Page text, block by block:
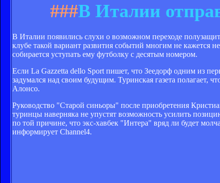
###В Италии
В Италии появились слухи о возможном переходе
клубе такой вариант развития событий многим не кажется
собирается уступать ему футболку с десятым номером.
Если La Gazzetta dello Sport пишет, что Зеедорф одним из
задумался над своим будущим. Туринская газета полагает,
Алонсо.
Руководство "Старой синьоры" после приобретения
туринцы наверняка не упустят возможность усилить
по той причине, что экс-хавбек "Интера" вряд ли будет
информирует Channel4.